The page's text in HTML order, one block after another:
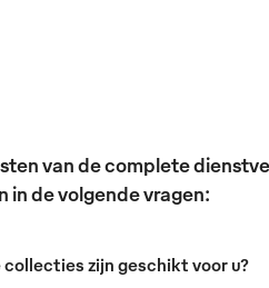
van de complete
in de volgende vragen:
zijn geschikt voor u?